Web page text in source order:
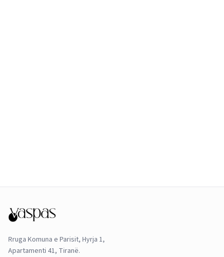
Rruga Komuna e Parisit, Hyrja 1,
Apartamenti 41, Tiranë.